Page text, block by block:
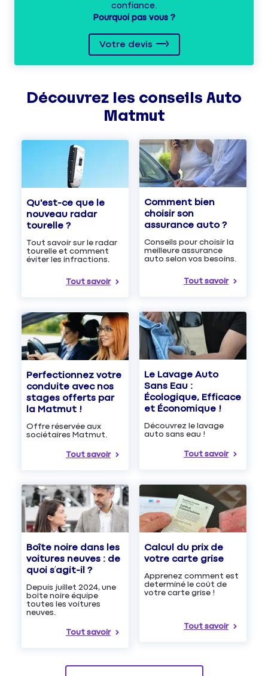
confiance.
Pourquoi pas vous ?
Votre devis
Découvrez les conseils Auto
Matmut
Qu'est-ce que le
nouveau radar
tourelle ?
Tout savoir sur le radar
tourelle et comment
éviter les infractions.
Tout savoir
Comment bien
choisir son
assurance auto ?
Conseils pour choisir la
meilleure assurance
auto selon vos besoins.
Tout savoir
Perfectionnez votre
conduite avec nos
stages offerts par
la Matmut !
Offre réservée aux
sociétaires Matmut.
Tout savoir
Le Lavage Auto
Sans Eau :
Écologique, Efficace
et Économique !
Découvrez le lavage
auto sans eau !
Tout savoir
Boîte noire dans les
voitures neuves : de
quoi s’agit-il ?
Depuis juillet 2024, une
boîte noire équipe
toutes les voitures
neuves.
Tout savoir
Calcul du prix de
votre carte grise
Apprenez comment est
determiné le coût de
votre carte grise !
Tout savoir